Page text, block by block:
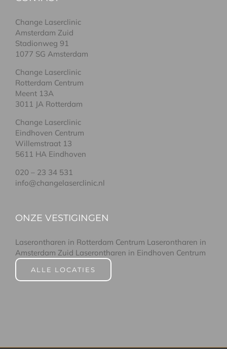
Change Laserclinic
Amsterdam Zuid
Stadionweg 91
1077 SG Amsterdam
Change Laserclinic
Rotterdam Centrum
Meent 13A
3011 JA Rotterdam
Change Laserclinic
Eindhoven Centrum
Willemstraat 13
5611 HA Eindhoven
020 – 23 34 531
info@changelaserclinic.nl
ONZE VESTIGINGEN
Laserontharen in Rotterdam Centrum Laserontharen in
Amsterdam Zuid Laserontharen in Eindhoven Centrum
ALLE LOCATIES